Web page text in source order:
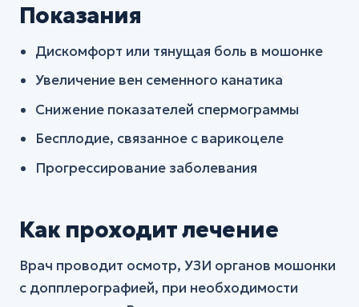
Показания
Дискомфорт или тянущая боль в мошонке
Увеличение вен семенного канатика
Снижение показателей спермограммы
Бесплодие, связанное с варикоцеле
Прогрессирование заболевания
Как проходит лечение
Врач проводит осмотр, УЗИ органов мошонки
с допплерографией, при необходимости